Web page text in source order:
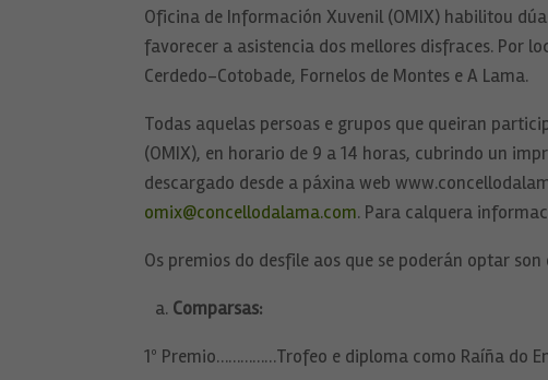
Oficina de Información Xuvenil (OMIX) habilitou
favorecer a asistencia dos mellores disfraces. Por
Cerdedo-Cotobade, Fornelos de Montes e A Lama.
Todas aquelas persoas e grupos que queiran
(OMIX), en horario de 9 a 14 horas, cubrindo un
descargado desde a páxina web
omix@concellodalama.com. Para calquera
Os premios do desfile aos que se poderán optar son
Comparsas:
1º Premio……………Trofeo e diploma como Raíña do